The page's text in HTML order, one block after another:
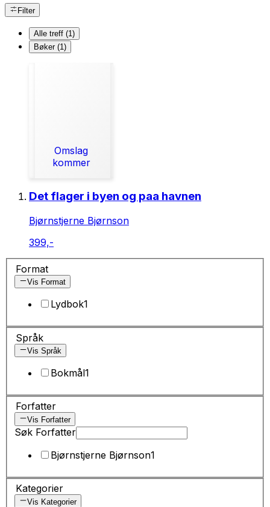
Filter
Alle treff (1)
Bøker (1)
Omslag
kommer
Det flager i byen og paa havnen
Bjørnstjerne Bjørnson
399,-
Format
Vis Format
Lydbok1
Språk
Vis Språk
Bokmål1
Forfatter
Vis Forfatter
Søk Forfatter
Bjørnstjerne Bjørnson1
Kategorier
Vis Kategorier